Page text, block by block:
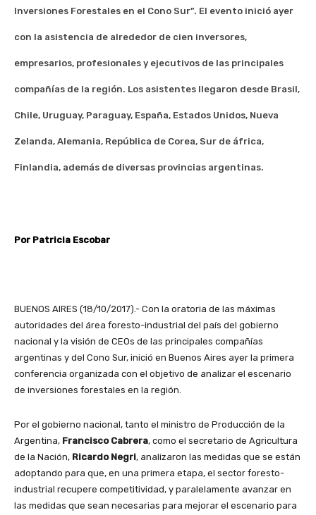
Inversiones Forestales en el Cono Sur”. El evento inició ayer
con la asistencia de alrededor de cien inversores,
empresarios, profesionales y ejecutivos de las principales
compañías de la región. Los asistentes llegaron desde Brasil,
Chile, Uruguay, Paraguay, España, Estados Unidos, Nueva
Zelanda, Alemania, República de Corea, Sur de áfrica,
Finlandia, además de diversas provincias argentinas.
Por Patricia Escobar
BUENOS AIRES (18/10/2017).- Con la oratoria de las máximas
autoridades del área foresto-industrial del país del gobierno
nacional y la visión de CEOs de las principales compañías
argentinas y del Cono Sur, inició en Buenos Aires ayer la primera
conferencia organizada con el objetivo de analizar el escenario
de inversiones forestales en la región.
Por el gobierno nacional, tanto el ministro de Producción de la
Argentina, Francisco Cabrera, como el secretario de Agricultura
de la Nación, Ricardo Negri, analizaron las medidas que se están
adoptando para que, en una primera etapa, el sector foresto-
industrial recupere competitividad, y paralelamente avanzar en
las medidas que sean necesarias para mejorar el escenario para